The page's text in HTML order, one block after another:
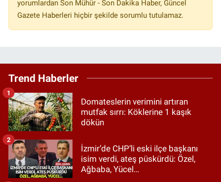
yorumlardan Son Mühür - Son Dakika Haber, Güncel
Gazete Haberleri hiçbir şekilde sorumlu tutulamaz.
Trend Haberler
Domateslerin verimini artıran
mutfak sırrı: Köklerine 1 kaşık
dökün
1
İzmir’de CHP’li eski ilçe başkanı
isim verdi, ateş püskürdü: Özel,
Ağbaba, Yücel…
2